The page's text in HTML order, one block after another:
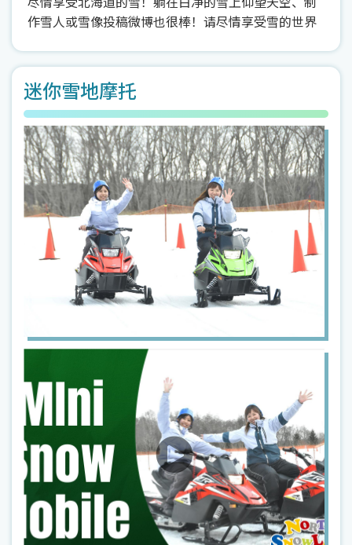
作雪人或雪像投稿微博也很棒！请尽情享受雪的世界
迷你雪地摩托